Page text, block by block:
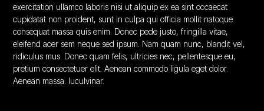
exercitation ullamco laboris nisi ut aliquip ex ea sint occaecat
cupidatat non proident, sunt in culpa qui officia mollit natoque
consequat massa quis enim. Donec pede justo, fringilla vitae,
eleifend acer sem neque sed ipsum. Nam quam nunc, blandit vel,
ridiculus mus. Donec quam felis, ultricies nec, pellentesque eu,
pretium consectetuer elit. Aenean commodo ligula eget dolor.
Aenean massa. luculvinar.